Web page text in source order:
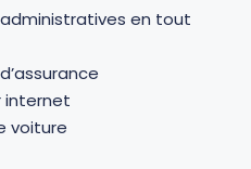
en tout
internet
voiture